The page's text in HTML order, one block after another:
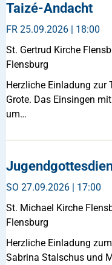
Taizé-Andacht
FR 25.09.2026 | 18:00
St. Gertrud Kirche
Flensburg
Herzliche Einladung zur
Grote. Das Einsingen
um…
SO 27.09.2026 | 17:00
St. Michael Kirche
Flensburg
Herzliche Einladung
Sabrina Stalschus und